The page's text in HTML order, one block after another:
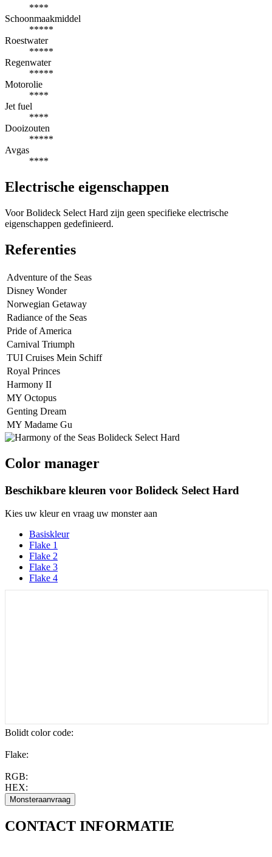
****
Schoonmaakmiddel
*****
Roestwater
*****
Regenwater
*****
Motorolie
****
Jet fuel
****
Dooizouten
*****
Avgas
****
Electrische eigenschappen
Voor Bolideck Select Hard zijn geen specifieke electrische
eigenschappen gedefinieerd.
Referenties
Adventure of the Seas
Disney Wonder
Norwegian Getaway
Radiance of the Seas
Pride of America
Carnival Triumph
TUI Cruises Mein Schiff
Royal Princes
Harmony II
MY Octopus
Genting Dream
MY Madame Gu
Color manager
Beschikbare kleuren voor Bolideck Select Hard
Kies uw kleur en vraag uw monster aan
Basiskleur
Flake 1
Flake 2
Flake 3
Flake 4
Bolidt color code:
Flake:
RGB:
HEX:
CONTACT INFORMATIE